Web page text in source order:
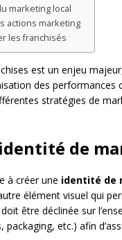
marketing local
actions marketing
les franchisés
est un enjeu
des
stratégies de
de
à créer une identité de
élément visuel qui
être déclinée sur
packaging, etc.) afin